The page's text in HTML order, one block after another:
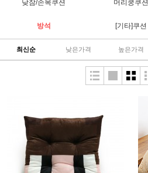
낮잠/손목쿠션 머리쿵쿠션
방석 [기타]쿠션
최신순 낮은가격 높은가격